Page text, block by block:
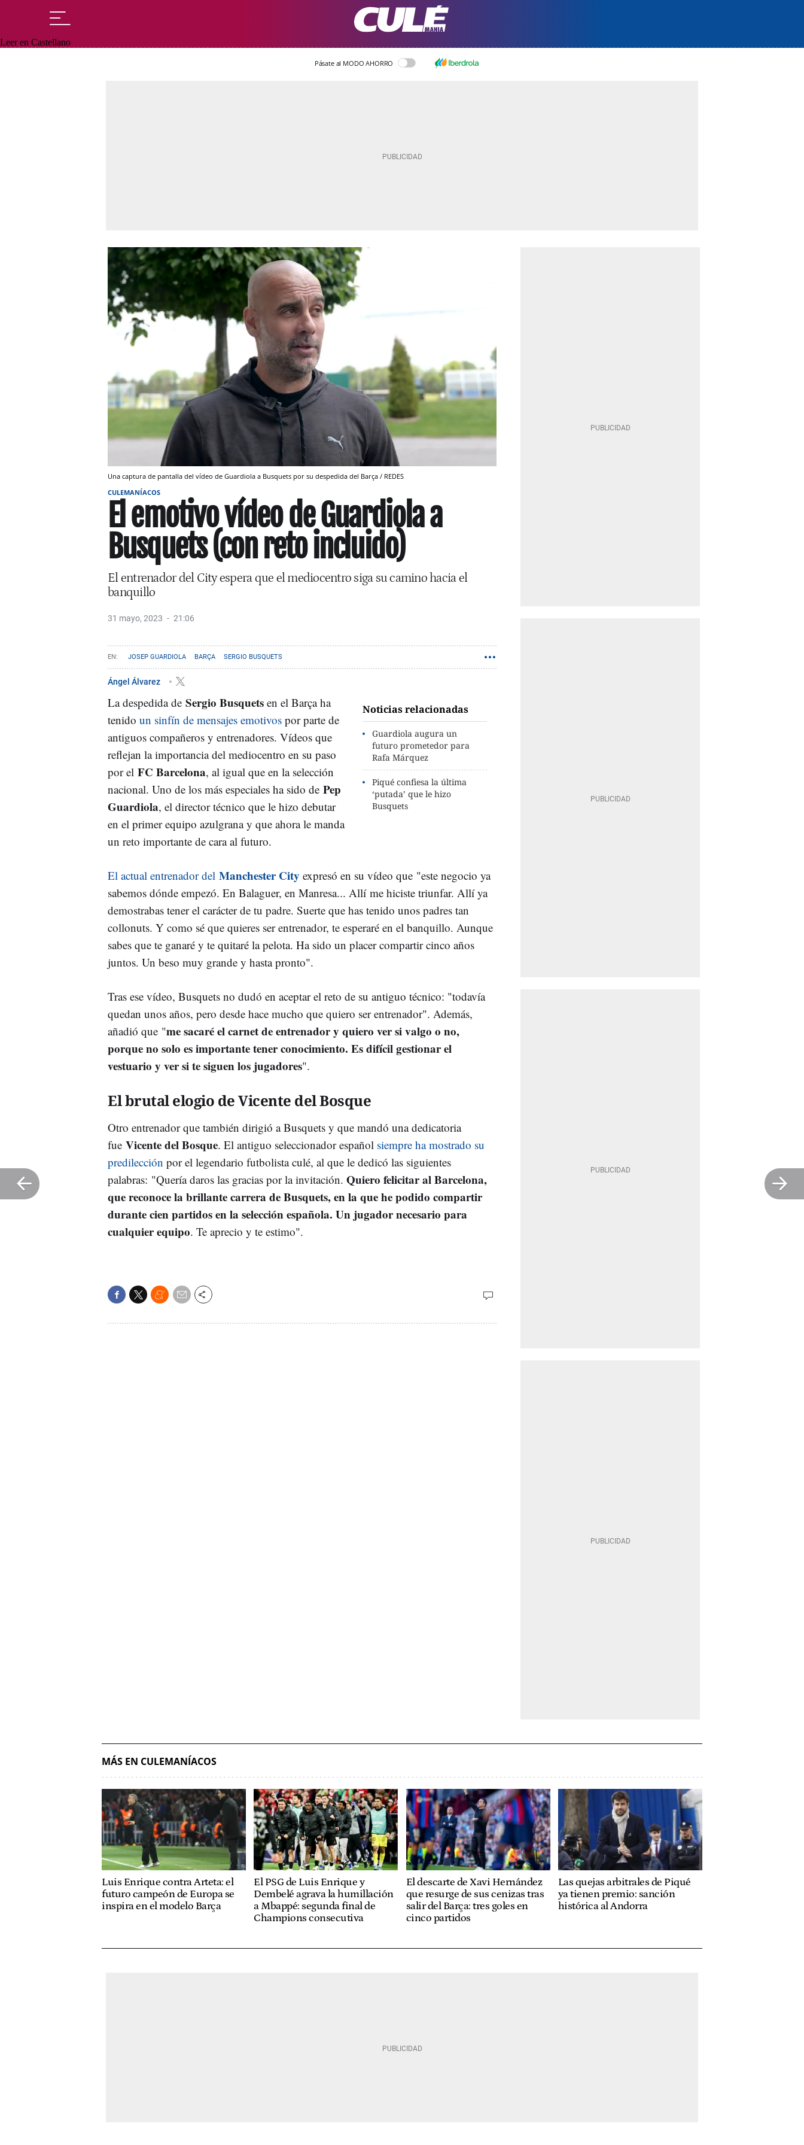
Leer en Castellano
Pásate al MODO AHORRO
Una captura de pantalla del vídeo de Guardiola a Busquets por su despedida del Barça / REDES
CULEMANÍACOS
El emotivo vídeo de Guardiola a
Busquets (con reto incluido)
El entrenador del City espera que el mediocentro siga su camino hacia el
banquillo
31 mayo, 2023 21:06
JOSEP GUARDIOLA BARÇA SERGIO BUSQUETS
Ángel Álvarez
Noticias relacionadas
Guardiola augura un
futuro prometedor para
Rafa Márquez
Piqué confiesa la última
‘putada’ que le hizo
Busquets
La despedida de Sergio Busquets en el Barça ha
tenido un sinfín de mensajes emotivos por parte de
antiguos compañeros y entrenadores. Vídeos que
reflejan la importancia del mediocentro en su paso
por el FC Barcelona, al igual que en la selección
nacional. Uno de los más especiales ha sido de Pep
Guardiola, el director técnico que le hizo debutar
en el primer equipo azulgrana y que ahora le manda
un reto importante de cara al futuro.
El actual entrenador del Manchester City expresó en su vídeo que "este negocio ya
sabemos dónde empezó. En Balaguer, en Manresa... Allí me hiciste triunfar. Allí ya
demostrabas tener el carácter de tu padre. Suerte que has tenido unos padres tan
collonuts. Y como sé que quieres ser entrenador, te esperaré en el banquillo. Aunque
sabes que te ganaré y te quitaré la pelota. Ha sido un placer compartir cinco años
juntos. Un beso muy grande y hasta pronto".
Tras ese vídeo, Busquets no dudó en aceptar el reto de su antiguo técnico: "todavía
quedan unos años, pero desde hace mucho que quiero ser entrenador". Además,
añadió que "me sacaré el carnet de entrenador y quiero ver si valgo o no,
porque no solo es importante tener conocimiento. Es difícil gestionar el
vestuario y ver si te siguen los jugadores".
El brutal elogio de Vicente del Bosque
Otro entrenador que también dirigió a Busquets y que mandó una dedicatoria
fue Vicente del Bosque. El antiguo seleccionador español siempre ha mostrado su
predilección por el legendario futbolista culé, al que le dedicó las siguientes
palabras: "Quería daros las gracias por la invitación. Quiero felicitar al Barcelona,
que reconoce la brillante carrera de Busquets, en la que he podido compartir
durante cien partidos en la selección española. Un jugador necesario para
cualquier equipo. Te aprecio y te estimo".
MÁS EN CULEMANÍACOS
Luis Enrique contra Arteta: el
futuro campeón de Europa se
inspira en el modelo Barça
El PSG de Luis Enrique y
Dembelé agrava la humillación
a Mbappé: segunda final de
Champions consecutiva
El descarte de Xavi Hernández
que resurge de sus cenizas tras
salir del Barça: tres goles en
cinco partidos
Las quejas arbitrales de Piqué
ya tienen premio: sanción
histórica al Andorra